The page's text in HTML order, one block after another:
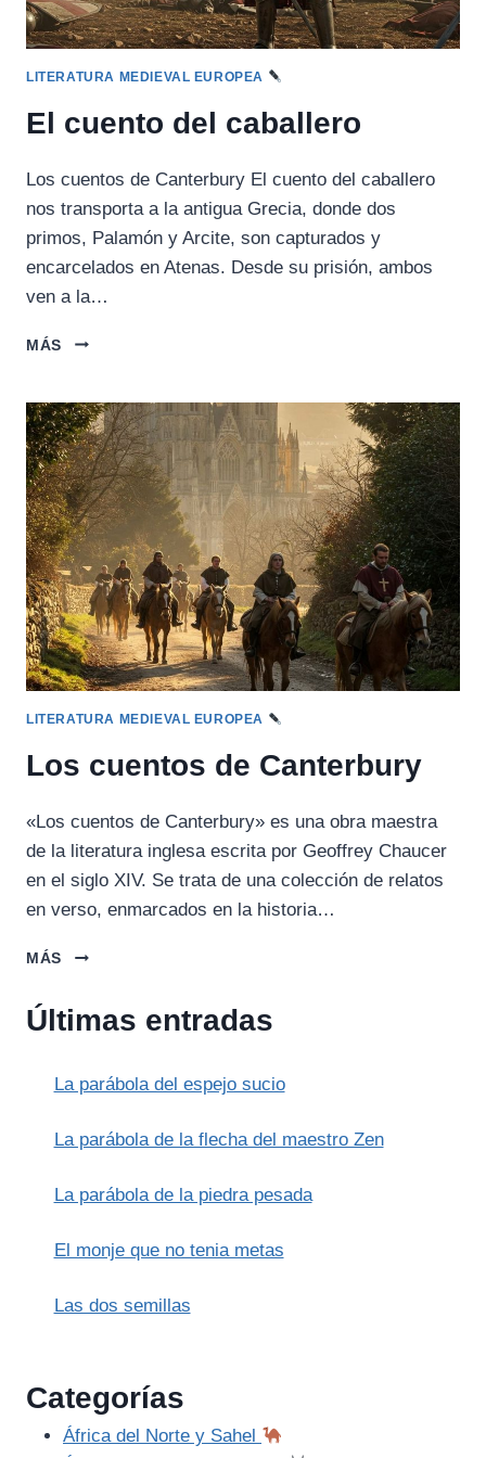
LITERATURA MEDIEVAL EUROPEA
El cuento del caballero
Los cuentos de Canterbury El cuento del caballero
nos transporta a la antigua Grecia, donde dos
primos, Palamón y Arcite, son capturados y
encarcelados en Atenas. Desde su prisión, ambos
ven a la…
MÁS
EL
CABALLERO
LITERATURA MEDIEVAL EUROPEA
Los cuentos de Canterbury
«Los cuentos de Canterbury» es una obra maestra
de la literatura inglesa escrita por Geoffrey Chaucer
en el siglo XIV. Se trata de una colección de relatos
en verso, enmarcados en la historia…
MÁS
LOS
CANTERBURY
Últimas entradas
La parábola del espejo sucio
La parábola de la flecha del maestro Zen
La parábola de la piedra pesada
El monje que no tenia metas
Las dos semillas
Categorías
África del Norte y Sahel